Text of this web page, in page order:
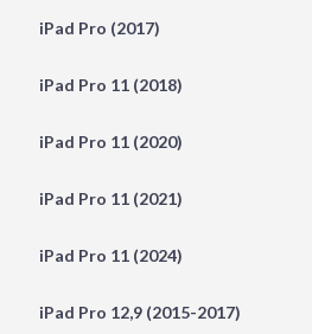
iPad Pro (2017)
iPad Pro 11 (2018)
iPad Pro 11 (2020)
iPad Pro 11 (2021)
iPad Pro 11 (2024)
iPad Pro 12,9 (2015-2017)